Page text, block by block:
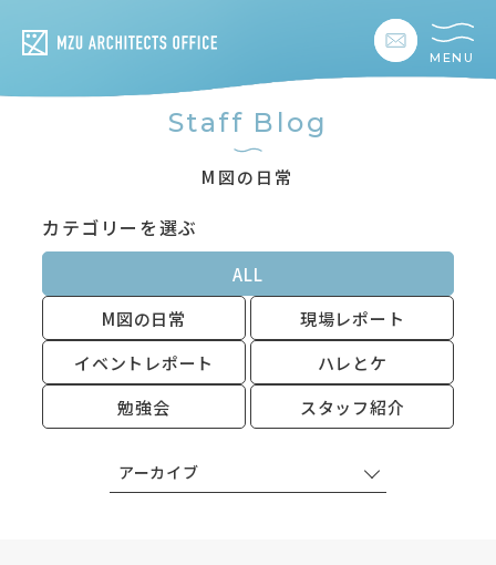
MENU
私たちの想い
私たちの家づくり
建築事例
お客様の暮らし
会社情報
採用情報
Staff Blog
M図の日常
カテゴリーを選ぶ
ALL
M図の日常
現場レポート
イベントレポート
ハレとケ
勉強会
スタッフ紹介
アーカイブ